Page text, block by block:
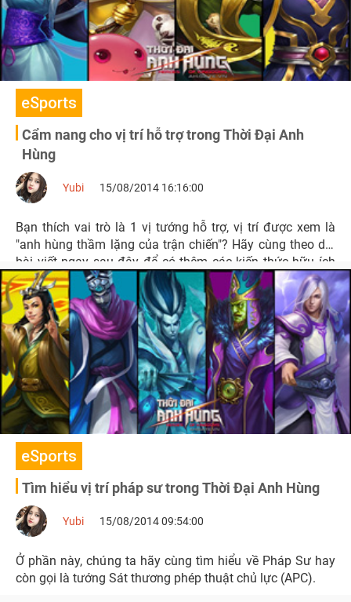
eSports
Cẩm nang cho vị trí hỗ trợ trong Thời Đại Anh
Hùng
Yubi 15/08/2014 16:16:00
Bạn thích vai trò là 1 vị tướng hỗ trợ, vị trí được xem là
"anh hùng thầm lặng của trận chiến"? Hãy cùng theo dõi
bài viết ngay sau đây để có thêm các kiến thức hữu ích
và hoàn thành sứ mạng của mình.
eSports
Tìm hiểu vị trí pháp sư trong Thời Đại Anh Hùng
Yubi 15/08/2014 09:54:00
Ở phần này, chúng ta hãy cùng tìm hiểu về Pháp Sư hay
còn gọi là tướng Sát thương phép thuật chủ lực (APC).